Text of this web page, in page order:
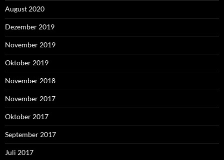
August 2020
Dezember 2019
November 2019
Oktober 2019
November 2018
November 2017
Oktober 2017
September 2017
Juli 2017